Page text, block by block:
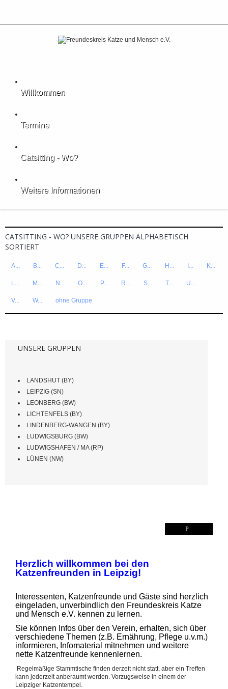
Willkommen
Termine
Catsitting - Wo?
Weitere Informationen
CATSITTING - WO? UNSERE GRUPPEN ALPHABETISCH
SORTIERT
A... B... C... D... E... F... G... H... I... K...
L... M... N... O... P... R... S... T... U...
V... W... ohne Gruppe
UNSERE GRUPPEN
LANDSHUT (BY)
LEIPZIG (SN)
LEONBERG (BW)
LICHTENFELS (BY)
LINDENBERG-WANGEN (BY)
LUDWIGSBURG (BW)
LUDWIGSHAFEN / MA (RP)
LÜNEN (NW)
Herzlich willkommen bei den
Katzenfreunden in Leipzig!
Interessenten, Katzenfreunde und Gäste sind herzlich
eingeladen, unverbindlich den Freundeskreis Katze
und Mensch e.V. kennen zu lernen.
Sie können Infos über den Verein, erhalten, sich über
verschiedene Themen (z.B. Ernährung, Pflege u.v.m.)
informieren, Infomaterial mitnehmen und weitere
nette Katzenfreunde kennenlernen.
Regelmäßige Stammtische finden derzeit nicht statt, aber ein Treffen
kann jederzeit anberaumt werden. Vorzugsweise in einem der
Leipziger Katzentempel.